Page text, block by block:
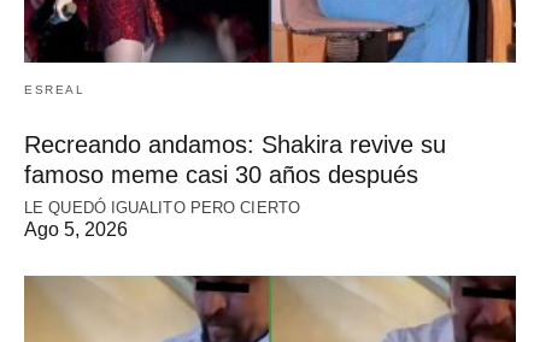
ESREAL
Recreando andamos: Shakira revive su
famoso meme casi 30 años después
LE QUEDÓ IGUALITO PERO CIERTO
Ago 5, 2026